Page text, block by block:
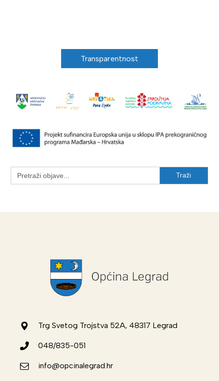
Transparentnost
Search
for:
Trg Svetog Trojstva 52A, 48317 Legrad
048/835-051
info@opcinalegrad.hr